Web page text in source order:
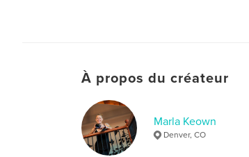
À propos du créateur
Marla Keown
Denver, CO